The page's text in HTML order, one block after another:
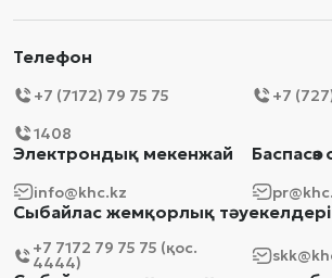
Телефон
+7 (7172) 79 75 75
+7
1408
Электрондық мекенжай
info@khc.kz
Сыбайлас жемқорлық
+7 7172 79 75 75 (қос.
4444)